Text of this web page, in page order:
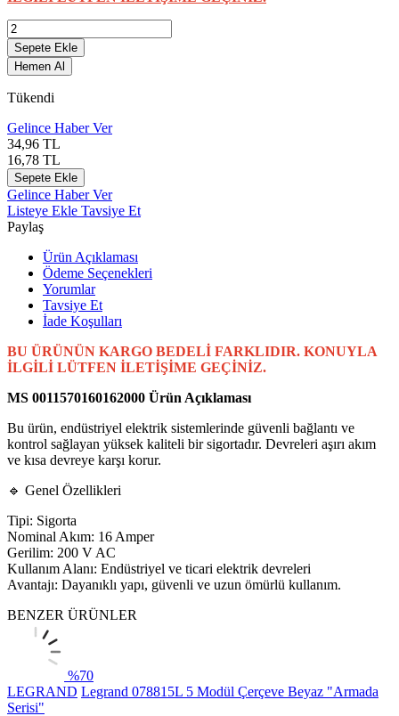
Sepete Ekle
Hemen Al
Tükendi
Gelince Haber Ver
34,96 TL
16,78 TL
Sepete Ekle
Gelince Haber Ver
Listeye Ekle Tavsiye Et
Paylaş
Ürün Açıklaması
Ödeme Seçenekleri
Yorumlar
Tavsiye Et
İade Koşulları
BU ÜRÜNÜN KARGO BEDELİ FARKLIDIR. KONUYLA
İLGİLİ LÜTFEN İLETİŞİME GEÇİNİZ.
MS 0011570160162000 Ürün Açıklaması
Bu ürün, endüstriyel elektrik sistemlerinde güvenli bağlantı ve
kontrol sağlayan yüksek kaliteli bir sigortadır. Devreleri aşırı akım
ve kısa devreye karşı korur.
🔹 Genel Özellikleri
Tipi: Sigorta
Nominal Akım: 16 Amper
Gerilim: 200 V AC
Kullanım Alanı: Endüstriyel ve ticari elektrik devreleri
Avantajı: Dayanıklı yapı, güvenli ve uzun ömürlü kullanım.
BENZER ÜRÜNLER
%70
LEGRAND Legrand 078815L 5 Modül Çerçeve Beyaz "Armada
Serisi"